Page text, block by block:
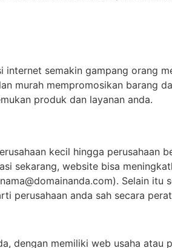
semakin gampang orang
murah mempromosikan barang
produk dan layanan anda.
kecil hingga perusahaan
sekarang, website bisa
Selain itu
perusahaan anda sah secara
dengan memiliki web usaha atau